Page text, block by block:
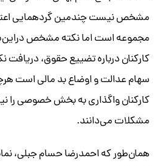
مشخص نیست چندمین گردهمایی
مجموعه است اما نکته مشخص
کارکنان درباره تضییع حقوق،
سهام عدالت و اوضاع بد مالی است
کارکنان واگذاری به بخش خصوصی را
مشکلات می‌دانند.
همان‌طور که احمدرضا حسام جبلی،